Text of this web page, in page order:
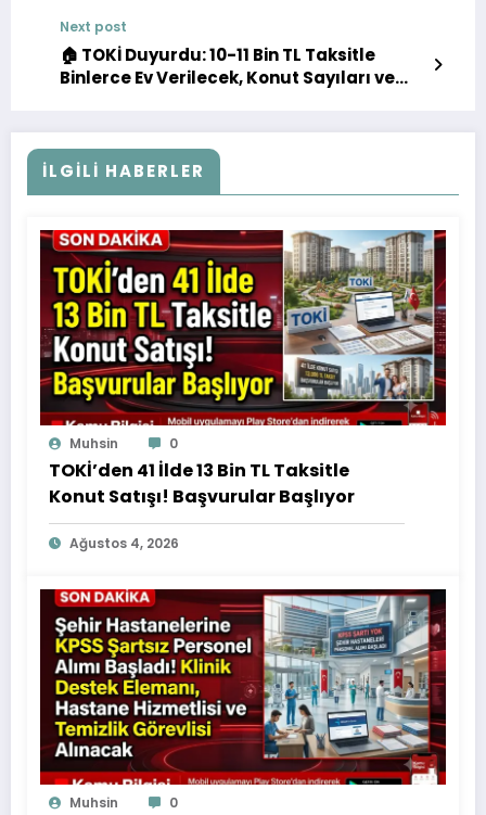
Next post
🏠 TOKİ Duyurdu: 10-11 Bin TL Taksitle
Binlerce Ev Verilecek, Konut Sayıları ve
İLGILI HABERLER
Muhsin 0
TOKİ’den 41 İlde 13 Bin TL Taksitle
Konut Satışı! Başvurular Başlıyor
Ağustos 4, 2026
Muhsin 0